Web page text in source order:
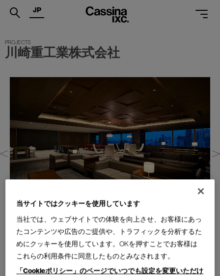
.
PRODUCTS
SERVICES
MAGAZINE
SHOPS
CATALOGUES
PROFESSIONAL
ONLINE STORE お問合せ
JP
川崎重工業株式会社
当サイトではクッキーを使用しています
当社では、ウェブサイトでの体験を向上させ、お客様にあっ
たコンテンツや広告のご提供や、トラフィックを分析するた
めにクッキーを使用しています。OKを押すことでお客様は
これらの利用条件に同意したものとみなされます。
「Cookieポリシー」のページでいつでも設定を変更いただけ